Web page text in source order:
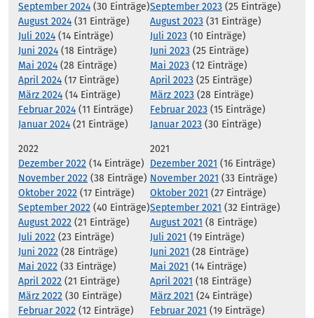
September 2024 (30 Einträge)
August 2024 (31 Einträge)
Juli 2024 (14 Einträge)
Juni 2024 (18 Einträge)
Mai 2024 (28 Einträge)
April 2024 (17 Einträge)
März 2024 (14 Einträge)
Februar 2024 (11 Einträge)
Januar 2024 (21 Einträge)
September 2023 (25 Einträge)
August 2023 (31 Einträge)
Juli 2023 (10 Einträge)
Juni 2023 (25 Einträge)
Mai 2023 (12 Einträge)
April 2023 (25 Einträge)
März 2023 (28 Einträge)
Februar 2023 (15 Einträge)
Januar 2023 (30 Einträge)
2022
Dezember 2022 (14 Einträge)
November 2022 (38 Einträge)
Oktober 2022 (17 Einträge)
September 2022 (40 Einträge)
August 2022 (21 Einträge)
Juli 2022 (23 Einträge)
Juni 2022 (28 Einträge)
Mai 2022 (33 Einträge)
April 2022 (21 Einträge)
März 2022 (30 Einträge)
Februar 2022 (12 Einträge)
2021
Dezember 2021 (16 Einträge)
November 2021 (33 Einträge)
Oktober 2021 (27 Einträge)
September 2021 (32 Einträge)
August 2021 (8 Einträge)
Juli 2021 (19 Einträge)
Juni 2021 (28 Einträge)
Mai 2021 (14 Einträge)
April 2021 (18 Einträge)
März 2021 (24 Einträge)
Februar 2021 (19 Einträge)